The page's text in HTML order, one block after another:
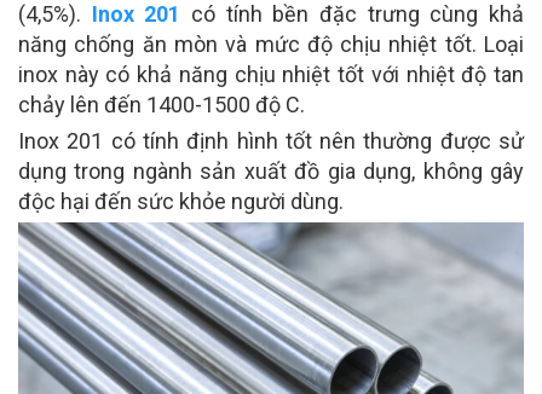
(4,5%). Inox 201
có tính bền đặc trưng cùng khả
năng chống ăn mòn và mức độ chịu nhiệt tốt. Loại
inox này có khả năng chịu nhiệt tốt với nhiệt độ tan
chảy lên đến 1400-1500 độ C.
Inox 201 có tính định hình tốt nên thường được sử
dụng trong ngành sản xuất đồ gia dụng, không gây
độc hại đến sức khỏe người dùng.